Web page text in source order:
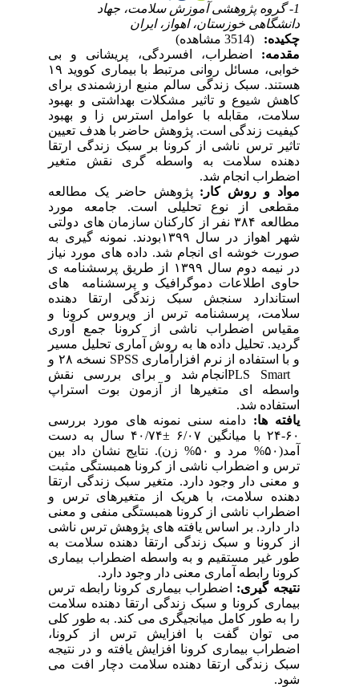
1- گروه پژوهشی آموزش سلامت، جهاد
دانشگاهی خوزستان، اهواز، ایران
چکیده:
مقدمه:اضطراب، افسردگی، پریشانی و بی
خوابی، مسائل روانی مرتبط با بیماری کووید ۱۹
هستند. سبک زندگی سالم منبع ارزشمندی برای
کاهش شیوع و تاثیر مشکلات بهداشتی و بهبود
سلامت، مقابله با عوامل استرس زا و بهبود
کیفیت زندگی است. پژوهش حاضر با هدف تعیین
تاثیر ترس ناشی از کرونا بر سبک زندگی ارتقا
دهنده سلامت به واسطه گری نقش متغیر
اضطراب انجام شد.
مواد و روش کار:پژوهش حاضر یک مطالعه
مقطعی از نوع تحلیلی است. جامعه مورد
مطالعه ۳۸۴ نفر از کارکنان سازمان های دولتی
شهر اهواز در سال ۱۳۹۹بودند. نمونه گیری به
صورت خوشه ای انجام شد. داده های مورد نیاز
در نیمه دوم سال ۱۳۹۹ از طریق پرسشنامه ی
حاوی اطلاعات دموگرافیک و پرسشنامه های
استاندارد سنجش سبک زندگی ارتقا دهنده
سلامت، پرسشنامه ترس از ویروس کرونا و
مقیاس اضطراب ناشی از کرونا جمع آوری
گردید. تحلیل داده ها به روش آماری تحلیل مسیر
و با استفاده از نرم افزارآماری SPSS نسخه ۲۸ و
PLS Smartانجام شد و برای بررسی نقش
واسطه ای متغیرها از آزمون بوت استراپ
استفاده شد.
یافته ها:دامنه سنی نمونه های مورد بررسی
۶۰-۲۴ با میانگین ۶/۰۷ ±۴۰/۷۴ سال به دست
آمد(۵۰% مرد و ۵۰% زن). نتایج نشان داد بین
ترس و اضطراب ناشی از کرونا همبستگی مثبت
و معنی دار وجود دارد. متغیر سبک زندگی ارتقا
دهنده سلامت، با هریک از متغیرهای ترس و
اضطراب ناشی از کرونا همبستگی منفی و معنی
دار دارد. بر اساس یافته های پژوهش ترس ناشی
از کرونا و سبک زندگی ارتقا دهنده سلامت به
طور غیر مستقیم و به واسطه اضطراب بیماری
کرونا رابطه آماری معنی دار وجود دارد.
نتیجه گیری:اضطراب بیماری کرونا رابطه ترس
بیماری کرونا و سبک زندگی ارتقا دهنده سلامت
را به طور کامل میانجیگری می کند. به طور کلی
می توان گفت با افزایش ترس از کرونا،
اضطراب بیماری کرونا افزایش یافته و در نتیجه
سبک زندگی ارتقا دهنده سلامت دچار افت می
شود.